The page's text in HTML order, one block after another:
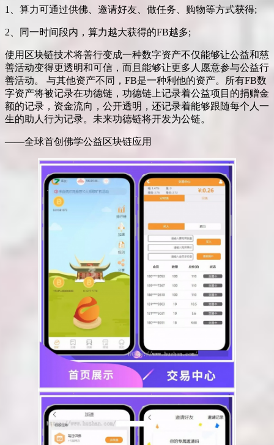
1、算力可通过供佛、邀请好友、做任务、购物等方式获得;
2、同一时间段内，算力越大获得的FB越多;
使用区块链技术将善行变成一种数字资产不仅能够让公益和慈
善活动变得更透明和可信，而且能够让更多人愿意参与公益行
善活动。 与其他资产不同，FB是一种利他的资产。所有FB数
字资产将被记录在功德链，功德链上记录着公益项目的捐赠金
额的记录，资金流向，公开透明，还记录着能够跟随每个人一
生的助人行为记录。未来功德链将开发为公链。
——全球首创佛学公益区块链应用